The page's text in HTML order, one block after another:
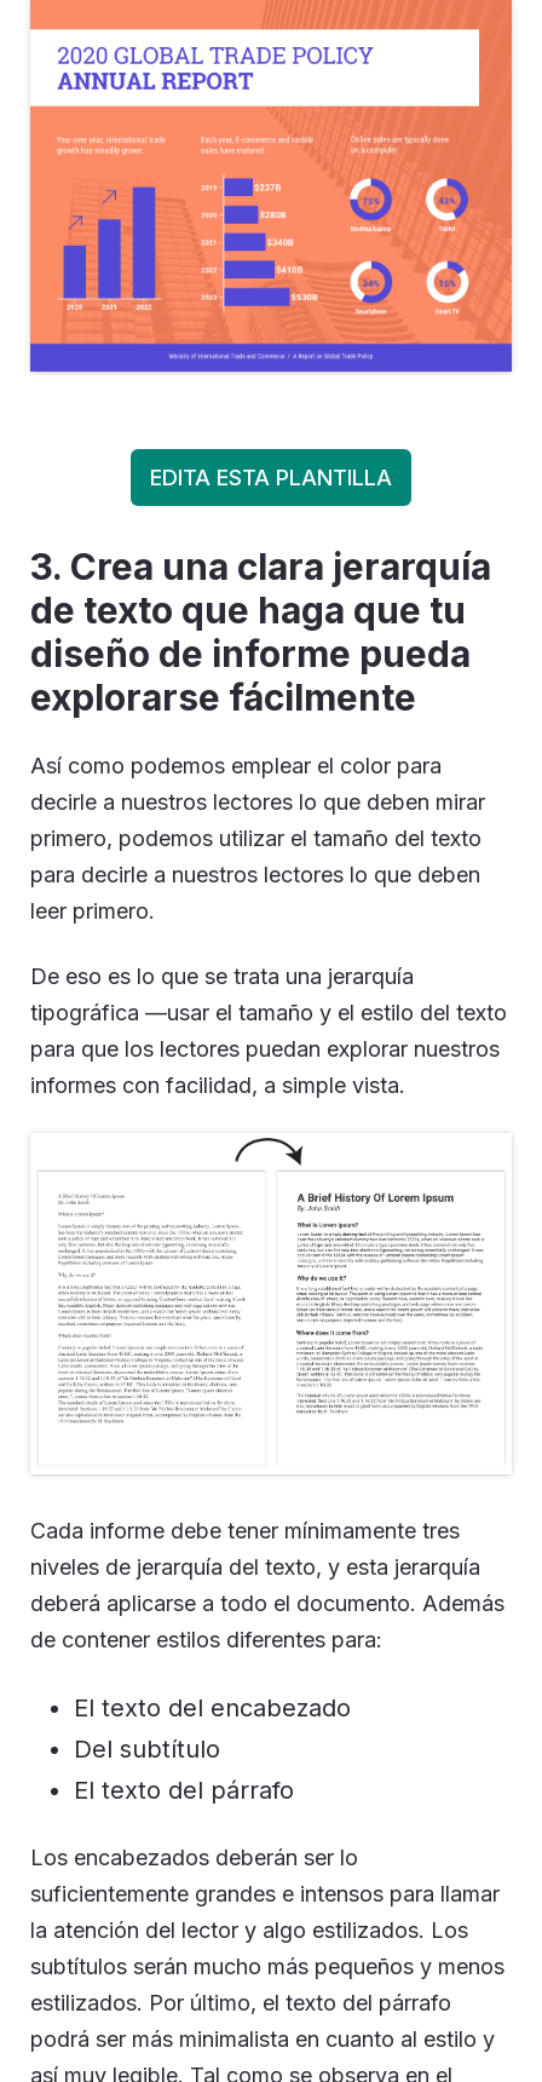
EDITA ESTA PLANTILLA
3. Crea una clara jerarquía
de texto que haga que tu
diseño de informe pueda
explorarse fácilmente
Así como podemos emplear el color para
decirle a nuestros lectores lo que deben mirar
primero, podemos utilizar el tamaño del texto
para decirle a nuestros lectores lo que deben
leer primero.
De eso es lo que se trata una jerarquía
tipográfica —usar el tamaño y el estilo del texto
para que los lectores puedan explorar nuestros
informes con facilidad, a simple vista.
Cada informe debe tener mínimamente tres
niveles de jerarquía del texto, y esta jerarquía
deberá aplicarse a todo el documento. Además
de contener estilos diferentes para:
El texto del encabezado
Del subtítulo
El texto del párrafo
Los encabezados deberán ser lo
suficientemente grandes e intensos para llamar
la atención del lector y algo estilizados. Los
subtítulos serán mucho más pequeños y menos
estilizados. Por último, el texto del párrafo
podrá ser más minimalista en cuanto al estilo y
así muy legible. Tal como se observa en el